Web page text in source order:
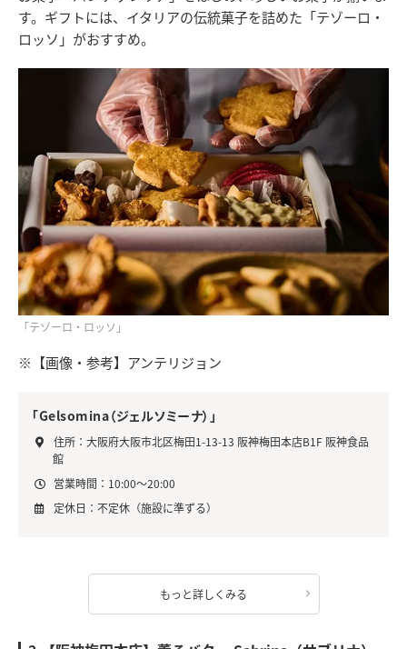
す。ギフトには、イタリアの伝統菓子を詰めた「テゾーロ・
ロッソ」がおすすめ。
「テゾーロ・ロッソ」
※【画像・参考】アンテリジョン
「Gelsomina（ジェルソミーナ）」
住所：大阪府大阪市北区梅田1-13-13 阪神梅田本店B1F 阪神食品
館
営業時間：10:00～20:00
定休日：不定休（施設に準ずる）
もっと詳しくみる